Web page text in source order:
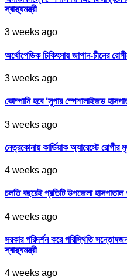
স্বাস্থ্যমন্ত্রী
3 weeks ago
অর্থোপেডিক চিকিৎসায় জাপান-চীনের
3 weeks ago
কোম্পানি হবে ‘সুপার স্পেশালাইজড
3 weeks ago
নেত্রকোনায় কার্ডিয়াক অ্যারেস্টে
4 weeks ago
চলতি বছরেই প্রতিটি উপজেলা হাসপাতাল
4 weeks ago
সরকার পরিদর্শন করে পরিস্থিতি
স্বাস্থ্যমন্ত্রী
4 weeks ago